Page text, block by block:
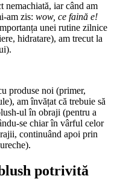
nemachiată, iar când am
am zis: wow, ce faină e!
unei rutine zilnice
hidratare), am trecut la
produse noi (primer,
am învățat că trebuie să
ul în obraji (pentru a
se chiar în vârful celor
continuând apoi prin
potrivită